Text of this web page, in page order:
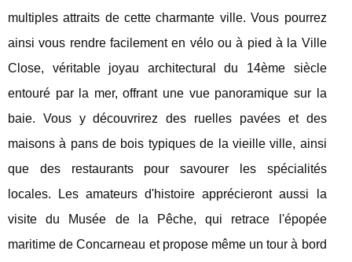
multiples attraits de cette charmante ville. Vous pourrez
ainsi vous rendre facilement en vélo ou à pied à la Ville
Close, véritable joyau architectural du 14ème siècle
entouré par la mer, offrant une vue panoramique sur la
baie. Vous y découvrirez des ruelles pavées et des
maisons à pans de bois typiques de la vieille ville, ainsi
que des restaurants pour savourer les spécialités
locales. Les amateurs d'histoire apprécieront aussi la
visite du Musée de la Pêche, qui retrace l'épopée
maritime de Concarneau et propose même un tour à bord